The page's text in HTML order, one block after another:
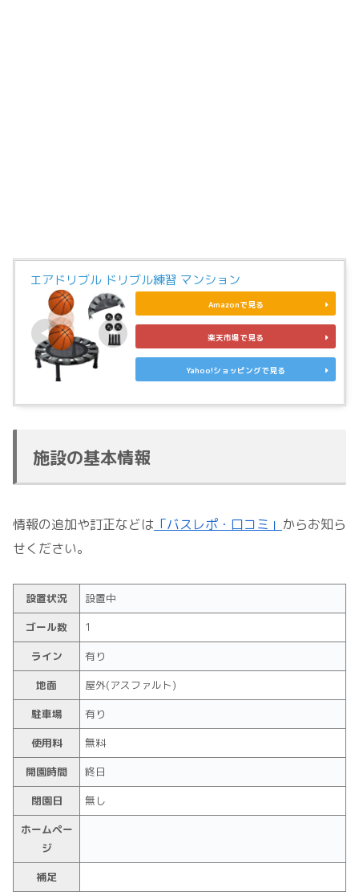
エアドリブル ドリブル練習 マンション
Amazonで見る
楽天市場で見る
Yahoo!ショッピングで見る
施設の基本情報
情報の追加や訂正などは 「バスレポ・口コミ」 からお知ら
せください。
設置状況
設置中
ゴール数
1
ライン
有り
地面
屋外(アスファルト)
駐車場
有り
使用料
無料
開園時間
終日
閉園日
無し
ホームペー
ジ
補足